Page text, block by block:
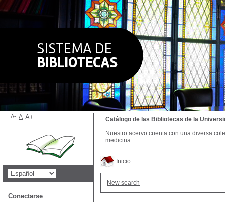
Inicio
New search
Catálogo de las Bibliotecas de la
Nuestro acervo cuenta con una diversa
medicina.
A- A A+
Conectarse